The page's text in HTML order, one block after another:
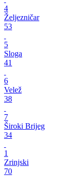
4
Željezničar
53
5
Sloga
41
6
Velež
38
7
Široki Brijeg
34
1
Zrinjski
70